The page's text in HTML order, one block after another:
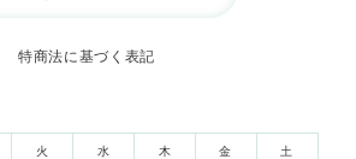
特商法に基づく表記
火 水 木 金 土